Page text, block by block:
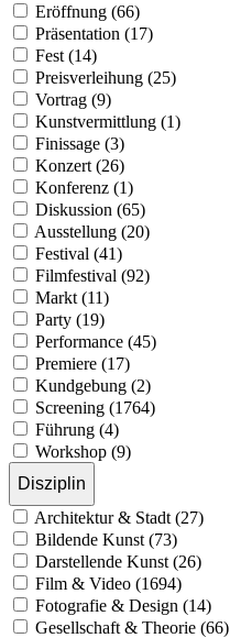
Eröffnung (66)
Präsentation (17)
Fest (14)
Preisverleihung (25)
Vortrag (9)
Kunstvermittlung (1)
Finissage (3)
Konzert (26)
Konferenz (1)
Diskussion (65)
Ausstellung (20)
Festival (41)
Filmfestival (92)
Markt (11)
Party (19)
Performance (45)
Premiere (17)
Kundgebung (2)
Screening (1764)
Führung (4)
Workshop (9)
Disziplin
Architektur & Stadt (27)
Bildende Kunst (73)
Darstellende Kunst (26)
Film & Video (1694)
Fotografie & Design (14)
Gesellschaft & Theorie (66)